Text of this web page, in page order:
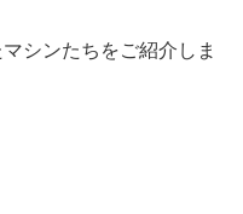
シンたちをご紹介しま